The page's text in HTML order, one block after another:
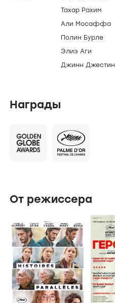
Тахар Рахим
Али Мосаффа
Полин Бурле
Элиэ Аги
Джинн Джестин
Награды
От режиссера